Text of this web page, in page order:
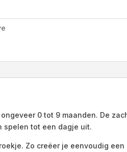
0 tot 9 maanden. De
spelen tot een dagje uit.
Zo creëer je eenvoudig een